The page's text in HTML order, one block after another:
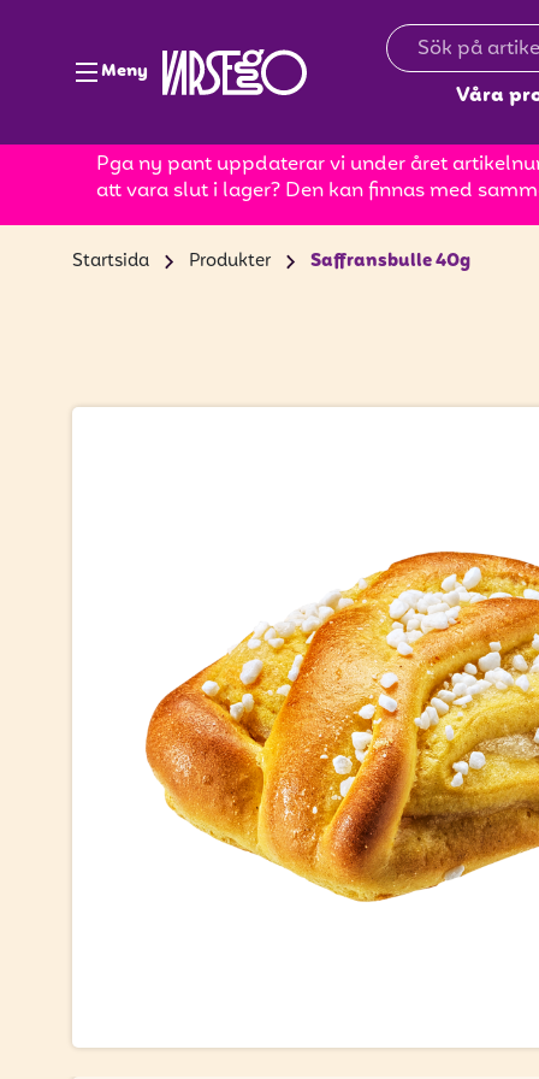
Meny
Våra
Pga ny pant uppdaterar vi under året
att vara slut i lager? Den kan finnas med
Startsida Produkter Saffransbulle 40g